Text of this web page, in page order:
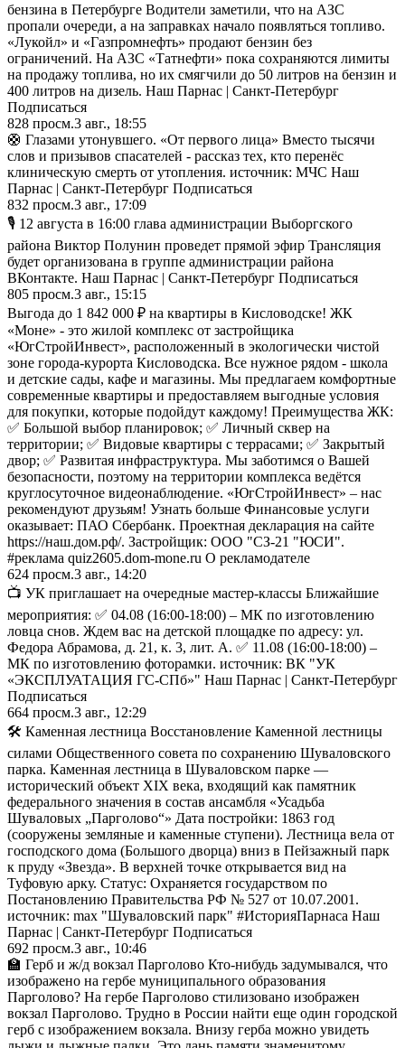
бензина в Петербурге Водители заметили, что на АЗС
пропали очереди, а на заправках начало появляться топливо.
«Лукойл» и «Газпромнефть» продают бензин без
ограничений. На АЗС «Татнефти» пока сохраняются лимиты
на продажу топлива, но их смягчили до 50 литров на бензин и
400 литров на дизель. Наш Парнас | Санкт-Петербург
Подписаться
828 просм.3 авг., 18:55
🛟 Глазами утонувшего. «От первого лица» Вместо тысячи
слов и призывов спасателей - рассказ тех, кто перенёс
клиническую смерть от утопления. источник: МЧС Наш
Парнас | Санкт-Петербург Подписаться
832 просм.3 авг., 17:09
🎙 12 августа в 16:00 глава администрации Выборгского
района Виктор Полунин проведет прямой эфир Трансляция
будет организована в группе администрации района
ВКонтакте. Наш Парнас | Санкт-Петербург Подписаться
805 просм.3 авг., 15:15
Выгода до 1 842 000 ₽ на квартиры в Кисловодске! ЖК
«Моне» - это жилой комплекс от застройщика
«ЮгСтройИнвест», расположенный в экологически чистой
зоне города-курорта Кисловодска. Все нужное рядом - школа
и детские сады, кафе и магазины. Мы предлагаем комфортные
современные квартиры и предоставляем выгодные условия
для покупки, которые подойдут каждому! Преимущества ЖК:
✅ Большой выбор планировок; ✅ Личный сквер на
территории; ✅ Видовые квартиры с террасами; ✅ Закрытый
двор; ✅ Развитая инфраструктура. Мы заботимся о Вашей
безопасности, поэтому на территории комплекса ведётся
круглосуточное видеонаблюдение. «ЮгСтройИнвест» – нас
рекомендуют друзьям! Узнать больше Финансовые услуги
оказывает: ПАО Сбербанк. Проектная декларация на сайте
https://наш.дом.рф/. Застройщик: ООО "СЗ-21 "ЮСИ".
#реклама quiz2605.dom-mone.ru О рекламодателе
624 просм.3 авг., 14:20
📺 УК приглашает на очередные мастер-классы Ближайшие
мероприятия: ✅ 04.08 (16:00-18:00) – МК по изготовлению
ловца снов. Ждем вас на детской площадке по адресу: ул.
Федора Абрамова, д. 21, к. 3, лит. А. ✅ 11.08 (16:00-18:00) –
МК по изготовлению фоторамки. источник: ВК "УК
«ЭКСПЛУАТАЦИЯ ГС-СПб»" Наш Парнас | Санкт-Петербург
Подписаться
664 просм.3 авг., 12:29
🛠 Каменная лестница Восстановление Каменной лестницы
силами Общественного совета по сохранению Шуваловского
парка. Каменная лестница в Шуваловском парке —
исторический объект XIX века, входящий как памятник
федерального значения в состав ансамбля «Усадьба
Шуваловых „Парголово“» Дата постройки: 1863 год
(сооружены земляные и каменные ступени). Лестница вела от
господского дома (Большого дворца) вниз в Пейзажный парк
к пруду «Звезда». В верхней точке открывается вид на
Туфовую арку. Статус: Охраняется государством по
Постановлению Правительства РФ № 527 от 10.07.2001.
источник: max "Шуваловский парк" #ИсторияПарнаса Наш
Парнас | Санкт-Петербург Подписаться
692 просм.3 авг., 10:46
🏫 Герб и ж/д вокзал Парголово Кто-нибудь задумывался, что
изображено на гербе муниципального образования
Парголово? На гербе Парголово стилизовано изображен
вокзал Парголово. Трудно в России найти еще один городской
герб с изображением вокзала. Внизу герба можно увидеть